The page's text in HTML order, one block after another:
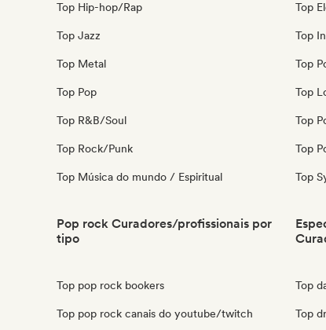
Top Hip-hop/Rap
Top Jazz
Top Metal
Top Pop
Top R&B/Soul
Top Rock/Punk
Top Música do mundo / Espiritual
Top
Top
Top
Top
Top
Top
Top
Pop rock Curadores/profissionais por
tipo
Top pop rock bookers
Top pop rock canais do youtube/twitch
Top
Top